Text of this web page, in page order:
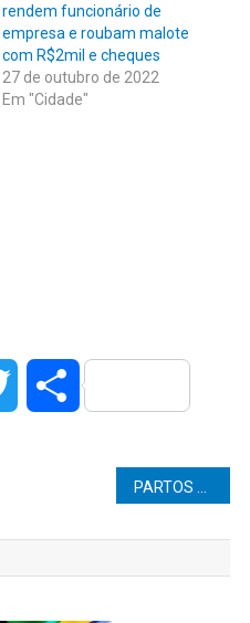
rendem funcionário de
empresa e roubam malote
com R$2mil e cheques
27 de outubro de 2022
Em "Cidade"
Twitter Share
PARTOS PREMATUROS FORAM UMA DAS CONSEQUÊNCIAS DA COVID-19.